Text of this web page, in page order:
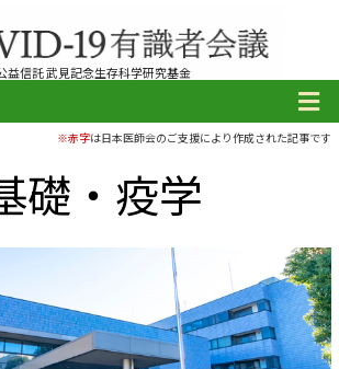
益信託 武見記念生存科学研究基金
※赤字は日本医師会のご支援により作成された記事です
礎・疫学